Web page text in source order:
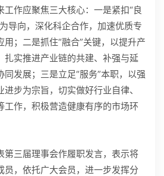
工作应聚焦三大核心：一是紧扣“良
导向，深化科企合作，加速优质专
；二是抓住“融合”关键，以提升产
扎实推进产业链的共建、补强与延
发展；三是立足“服务”本职，以强
步为宗旨，切实做好行业自律、
工作，积极营造健康有序的市场环
第三届理事会作履职发言，表示将
员，依托广大会员，进一步发挥分